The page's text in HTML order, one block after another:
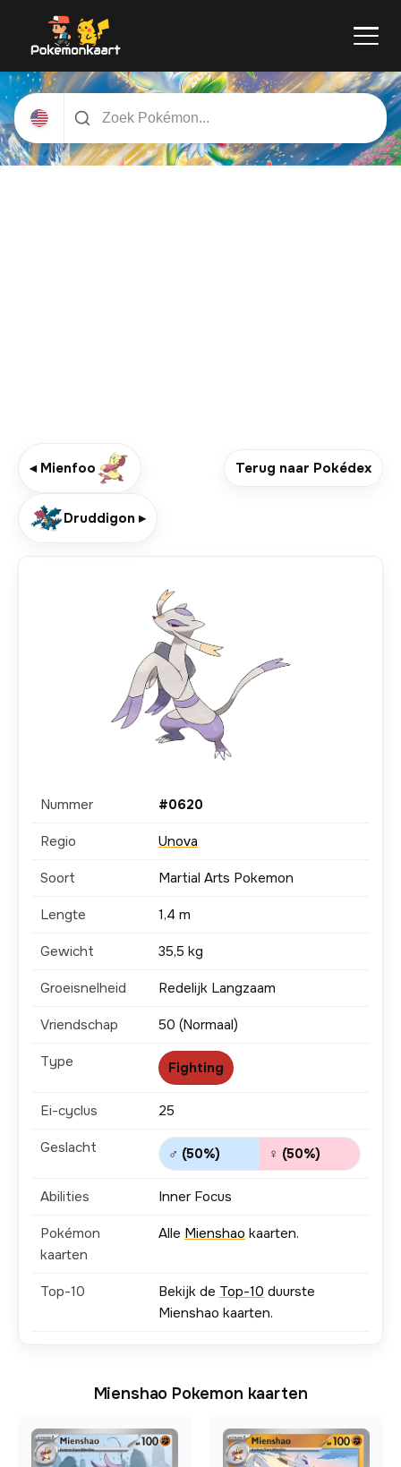
◂ Mienfoo Terug naar Pokédex
Druddigon ▸
Nummer #0620
Regio Unova
Soort Martial Arts Pokemon
Lengte 1,4 m
Gewicht 35,5 kg
Groeisnelheid Redelijk Langzaam
Vriendschap 50 (Normaal)
Type Fighting
Ei-cyclus 25
Geslacht ♂ (50%) ♀ (50%)
Abilities Inner Focus
Pokémon
kaarten
Alle Mienshao kaarten.
Top-10 Bekijk de Top-10 duurste
Mienshao kaarten.
Mienshao Pokemon kaarten